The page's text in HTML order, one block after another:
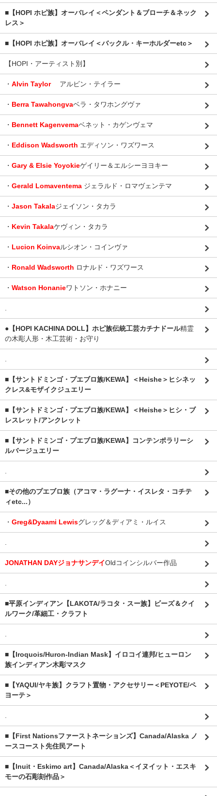
■【HOPI ホピ族】オーバレイ＜ペンダント＆ブローチ＆ネック
レス＞
■【HOPI ホピ族】オーバレイ＜バックル・キーホルダーetc＞
【HOPI・アーティスト別】
・ Alvin Taylor アルビン・テイラー
・ Berra Tawahongvaベラ・タワホングヴァ
・ Bennett Kagenvemaベネット・カゲンヴェマ
・ Eddison Wadsworth エディソン・ワズワース
・ Gary & Elsie Yoyokieゲイリー＆エルシーヨヨキー
・ Gerald Lomaventema ジェラルド・ロマヴェンテマ
・ Jason Takalaジェイソン・タカラ
・ Kevin Takalaケヴィン・タカラ
・ Lucion Koinvaルシオン・コインヴァ
・ Ronald Wadsworth ロナルド・ワズワース
・ Watson Honanieワトソン・ホナニー
.
●【HOPI KACHINA DOLL】ホピ族伝統工芸カチナドール精霊
の木彫人形・木工芸術・お守り
.
■【サントドミンゴ・プエブロ族/KEWA】＜Heishe＞ヒシネッ
クレス&モザイクジュエリー
■【サントドミンゴ・プエブロ族/KEWA】＜Heishe＞ヒシ・ブ
レスレット/アンクレット
■【サントドミンゴ・プエブロ族/KEWA】コンテンポラリーシ
ルバージュエリー
.
■その他のプエブロ族（アコマ・ラグーナ・イスレタ・コチテ
ィetc...）
・ Greg&Dyaami Lewisグレッグ＆ディアミ・ルイス
.
JONATHAN DAYジョナサンデイOldコインシルバー作品
.
■平原インディアン【LAKOTA/ラコタ・スー族】ビーズ＆クイ
ルワーク/革細工・クラフト
.
■【Iroquois/Huron-Indian Mask】イロコイ連邦/ヒューロン
族インディアン木彫マスク
■【YAQUI/ヤキ族】クラフト置物・アクセサリー＜PEYOTE/ペ
ヨーテ＞
.
■【First Nationsファーストネーションズ】Canada/Alaska ノ
ースコースト先住民アート
■【Inuit・Eskimo art】Canada/Alaska＜イヌイット・エスキ
モーの石彫刻作品＞